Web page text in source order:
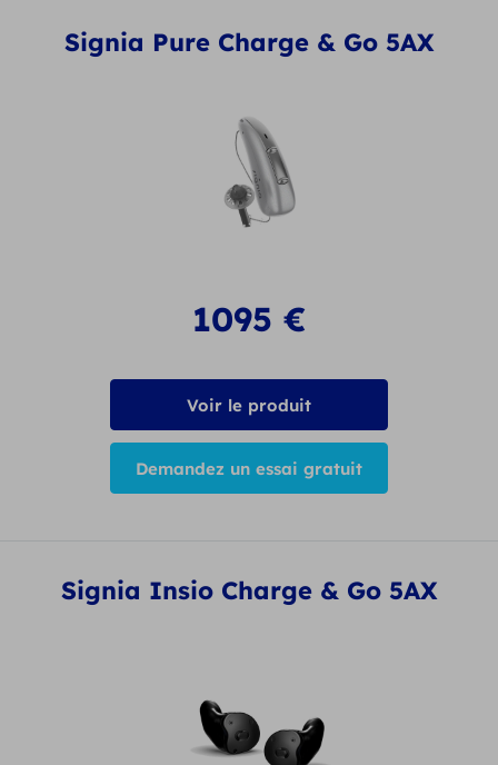
Signia Pure Charge & Go 5AX
1095 €
Voir le produit
Demandez un essai gratuit
Signia Insio Charge & Go 5AX